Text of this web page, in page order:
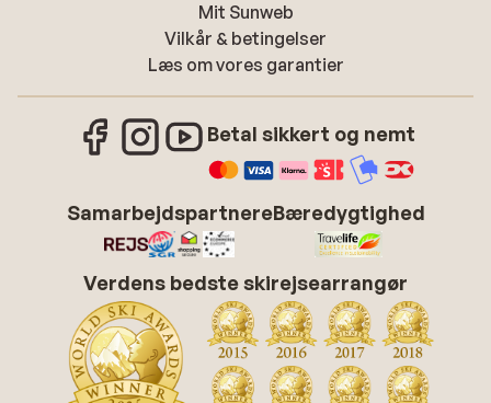
Mit Sunweb
Vilkår & betingelser
Læs om vores garantier
Betal sikkert og nemt
SamarbejdspartnereBæredygtighed
Verdens bedste skirejsearrangør